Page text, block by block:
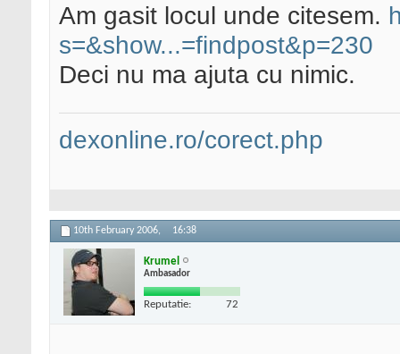
Am gasit locul unde citesem.
s=&show...=findpost&p=230
Deci nu ma ajuta cu nimic.
dexonline.ro/corect.php
10th February 2006, 16:38
Krumel
Ambasador
Reputatie: 72